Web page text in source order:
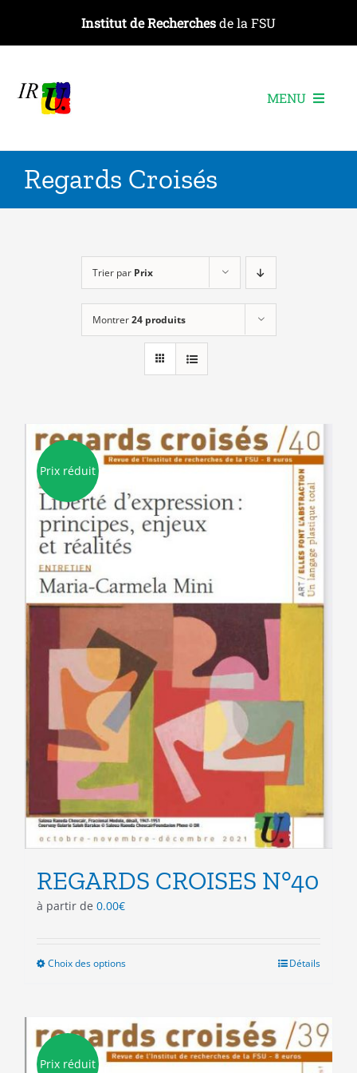
contenu
Institut de Recherchesde la FSU
MENU
Les recherches
Les événements
Regards Croisés
Trier par Prix
Montrer24 produits
Prix réduit
REGARDS CROISES N°40
à partir de 0.00€
Choix des optionsCe
variations.
Les
Détails
Prix réduit